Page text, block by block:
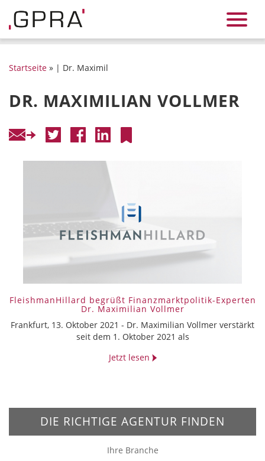
Startseite » | Dr. Maximil
DR. MAXIMILIAN VOLLMER
FleishmanHillard begrüßt Finanzmarktpolitik-Experten
Dr. Maximilian Vollmer
Frankfurt, 13. Oktober 2021 - Dr. Maximilian Vollmer verstärkt
seit dem 1. Oktober 2021 als
Jetzt lesen
DIE RICHTIGE AGENTUR FINDEN
Ihre Branche